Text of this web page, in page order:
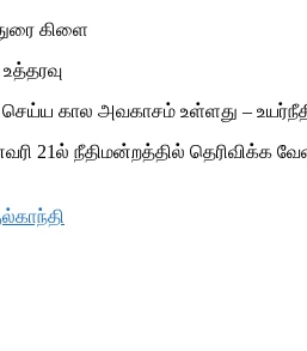
கிளை
செய்ய கால அவகாசம் உள்ளது –
21ல் நீதிமன்றத்தில் தெரிவிக்க